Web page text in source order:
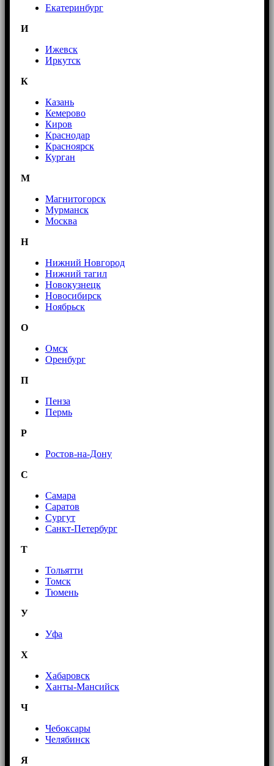
Екатеринбург
И
Ижевск
Иркутск
К
Казань
Кемерово
Киров
Краснодар
Красноярск
Курган
М
Магнитогорск
Мурманск
Москва
Н
Нижний Новгород
Нижний тагил
Новокузнецк
Новосибирск
Ноябрьск
О
Омск
Оренбург
П
Пенза
Пермь
Р
Ростов-на-Дону
С
Самара
Саратов
Сургут
Санкт-Петербург
Т
Тольятти
Томск
Тюмень
У
Уфа
Х
Хабаровск
Ханты-Мансийск
Ч
Чебоксары
Челябинск
Я